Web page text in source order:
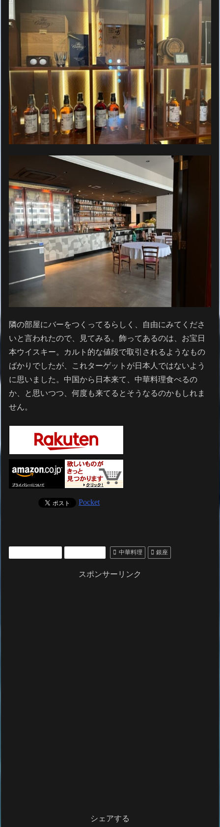
隣の部屋にバーをつくってるらしく、自由にみてくださ
いと言われたので、見てみる。飾ってあるのは、お宝日
本ウイスキー。カルト的な値段で取引されるようなもの
ばかりでしたが、これターゲットが日本人ではないよう
に思いました。中国から日本来て、中華料理食べるの
か、と思いつつ、何度も来てるとそうなるのかもしれま
せん。
Pocket
中華料理 銀座
スポンサーリンク
シェアする